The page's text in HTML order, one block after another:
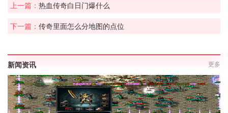
上一篇： 热血传奇白日门爆什么
下一篇： 传奇里面怎么分地图的点位
新闻资讯 更多